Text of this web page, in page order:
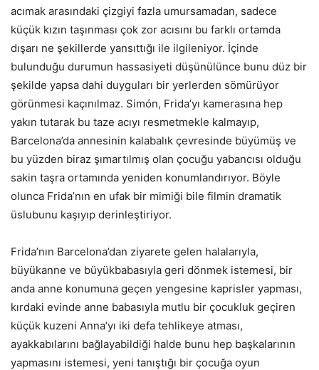
acımak arasındaki çizgiyi fazla umursamadan, sadece
küçük kızın taşınması çok zor acısını bu farklı ortamda
dışarı ne şekillerde yansıttığı ile ilgileniyor. İçinde
bulunduğu durumun hassasiyeti düşünülünce bunu düz bir
şekilde yapsa dahi duyguları bir yerlerden sömürüyor
görünmesi kaçınılmaz. Simón, Frida’yı kamerasına hep
yakın tutarak bu taze acıyı resmetmekle kalmayıp,
Barcelona’da annesinin kalabalık çevresinde büyümüş ve
bu yüzden biraz şımartılmış olan çocuğu yabancısı olduğu
sakin taşra ortamında yeniden konumlandırıyor. Böyle
olunca Frida’nın en ufak bir mimiği bile filmin dramatik
üslubunu kaşıyıp derinleştiriyor.
Frida’nın Barcelona’dan ziyarete gelen halalarıyla,
büyükanne ve büyükbabasıyla geri dönmek istemesi, bir
anda anne konumuna geçen yengesine kaprisler yapması,
kırdaki evinde anne babasıyla mutlu bir çocukluk geçiren
küçük kuzeni Anna’yı iki defa tehlikeye atması,
ayakkabılarını bağlayabildiği halde bunu hep başkalarının
yapmasını istemesi, yeni tanıştığı bir çocuğa oyun